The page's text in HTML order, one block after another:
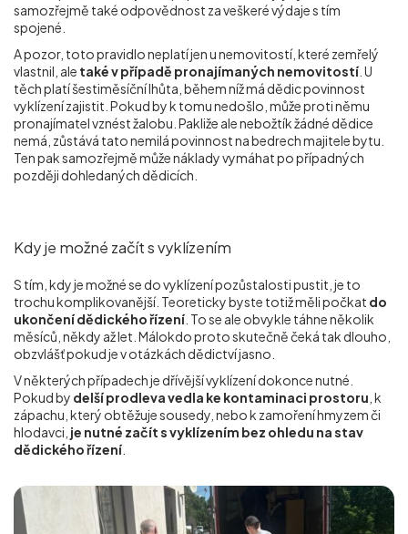
samozřejmě také odpovědnost za veškeré výdaje s tím
spojené.
A pozor, toto pravidlo neplatí jen u nemovitostí, které zemřelý
vlastnil, ale také v případě pronajímaných nemovitostí . U
těch platí šestiměsíční lhůta, během níž má dědic povinnost
vyklízení zajistit. Pokud by k tomu nedošlo, může proti němu
pronajímatel vznést žalobu. Pakliže ale nebožtík žádné dědice
nemá, zůstává tato nemilá povinnost na bedrech majitele bytu.
Ten pak samozřejmě může náklady vymáhat po případných
později dohledaných dědicích.
Kdy je možné začít s vyklízením
S tím, kdy je možné se do vyklízení pozůstalosti pustit, je to
trochu komplikovanější. Teoreticky byste totiž měli počkat do
ukončení dědického řízení . To se ale obvykle táhne několik
měsíců, někdy až let. Málokdo proto skutečně čeká tak dlouho,
obzvlášť pokud je v otázkách dědictví jasno.
V některých případech je dřívější vyklízení dokonce nutné.
Pokud by delší prodleva vedla ke kontaminaci prostoru , k
zápachu, který obtěžuje sousedy, nebo k zamoření hmyzem či
hlodavci, je nutné začít s vyklízením bez ohledu na stav
dědického řízení